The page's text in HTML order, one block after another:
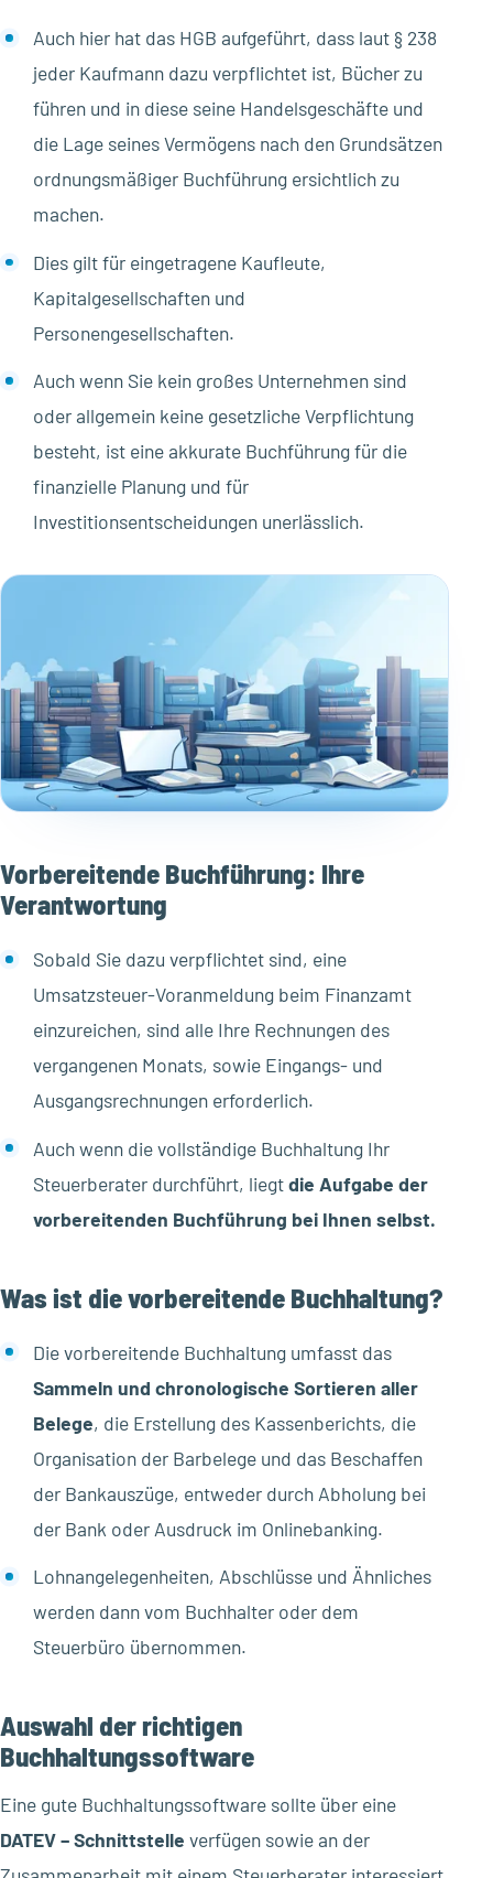
Auch hier hat das HGB aufgeführt, dass laut § 238
jeder Kaufmann dazu verpflichtet ist, Bücher zu
führen und in diese seine Handelsgeschäfte und
die Lage seines Vermögens nach den Grundsätzen
ordnungsmäßiger Buchführung ersichtlich zu
machen.
Dies gilt für eingetragene Kaufleute,
Kapitalgesellschaften und
Personengesellschaften.
Auch wenn Sie kein großes Unternehmen sind
oder allgemein keine gesetzliche Verpflichtung
besteht, ist eine akkurate Buchführung für die
finanzielle Planung und für
Investitionsentscheidungen unerlässlich.
Vorbereitende Buchführung: Ihre
Verantwortung
Sobald Sie dazu verpflichtet sind, eine
Umsatzsteuer-Voranmeldung beim Finanzamt
einzureichen, sind alle Ihre Rechnungen des
vergangenen Monats, sowie Eingangs- und
Ausgangsrechnungen erforderlich.
Auch wenn die vollständige Buchhaltung Ihr
Steuerberater durchführt, liegtdie Aufgabe der
vorbereitenden Buchführung bei Ihnen selbst.
Was ist die vorbereitende Buchhaltung?
Die vorbereitende Buchhaltung umfasst das
Sammeln und chronologische Sortieren aller
Belege, die Erstellung des Kassenberichts, die
Organisation der Barbelege und das Beschaffen
der Bankauszüge, entweder durch Abholung bei
der Bank oder Ausdruck im Onlinebanking.
Lohnangelegenheiten, Abschlüsse und Ähnliches
werden dann vom Buchhalter oder dem
Steuerbüro übernommen.
Auswahl der richtigen
Buchhaltungssoftware
Eine gute Buchhaltungssoftware sollte über eine
DATEV – Schnittstelle verfügen sowie an der